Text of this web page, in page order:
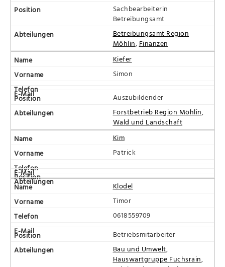
Sachbearbeiterin
Betreibungsamt
Betreibungsamt Region
Möhlin, Finanzen
Kiefer
Simon
Auszubildender
Forstbetrieb Region Möhlin,
Wald und Landschaft
Kim
Patrick
Klodel
Timor
0618559709
Betriebsmitarbeiter
Bau und Umwelt,
Hauswartgruppe Fuchsrain,